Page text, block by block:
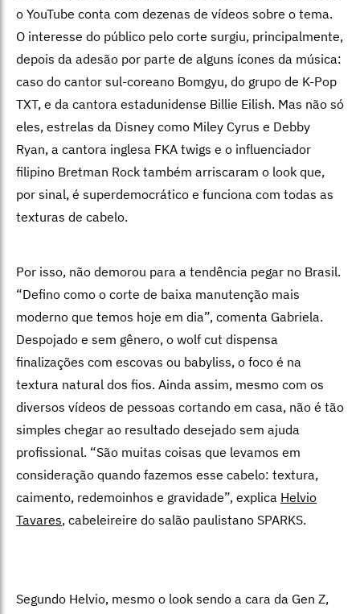
o YouTube conta com dezenas de vídeos sobre o tema.
O interesse do público pelo corte surgiu, principalmente,
depois da adesão por parte de alguns ícones da música:
caso do cantor sul-coreano Bomgyu, do grupo de K-Pop
TXT, e da cantora estadunidense Billie Eilish. Mas não só
eles, estrelas da Disney como Miley Cyrus e Debby
Ryan, a cantora inglesa FKA twigs e o influenciador
filipino Bretman Rock também arriscaram o look que,
por sinal, é superdemocrático e funciona com todas as
texturas de cabelo.
Por isso, não demorou para a tendência pegar no Brasil.
“Defino como o corte de baixa manutenção mais
moderno que temos hoje em dia”, comenta Gabriela.
Despojado e sem gênero, o wolf cut dispensa
finalizações com escovas ou babyliss, o foco é na
textura natural dos fios. Ainda assim, mesmo com os
diversos vídeos de pessoas cortando em casa, não é tão
simples chegar ao resultado desejado sem ajuda
profissional. “São muitas coisas que levamos em
consideração quando fazemos esse cabelo: textura,
caimento, redemoinhos e gravidade”, explica Helvio
Tavares, cabeleireire do salão paulistano SPARKS.
Segundo Helvio, mesmo o look sendo a cara da Gen Z,